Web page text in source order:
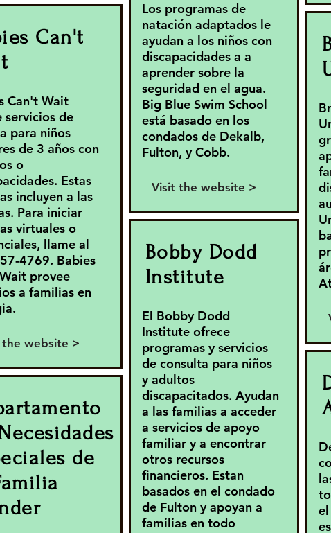
Can't
Can't Wait
servicios de
para niños
de 3 años con
o
Estas
incluyen a las
Para iniciar
virtuales o
llame al
4769. Babies
provee
a familias en
the website >
de
Los programas de
natación adaptados le
ayudan a los niños con
discapacidades a a
aprender sobre la
seguridad en el agua.
Big Blue Swim School
está basado en los
condados de Dekalb,
Fulton, y Cobb.
Visit the website >
Bobby Dodd
Institute
El Bobby Dodd
Institute ofrece
programas y servicios
de consulta para niños
y adultos
discapacitados. Ayudan
a las familias a acceder
a servicios de apoyo
familiar y a encontrar
otros recursos
financieros. Estan
basados en el condado
de Fulton y apoyan a
familias en todo